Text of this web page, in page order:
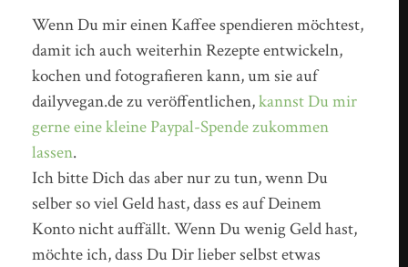
Wenn Du mir einen Kaffee spendieren möchtest,
damit ich auch weiterhin Rezepte entwickeln,
kochen und fotografieren kann, um sie auf
dailyvegan.de zu veröffentlichen,kannst Du mir
gerne eine kleine Paypal-Spende zukommen
lassen.
Ich bitte Dich das aber nur zu tun, wenn Du
selber so viel Geld hast, dass es auf Deinem
Konto nicht auffällt. Wenn Du wenig Geld hast,
möchte ich, dass Du Dir lieber selbst etwas